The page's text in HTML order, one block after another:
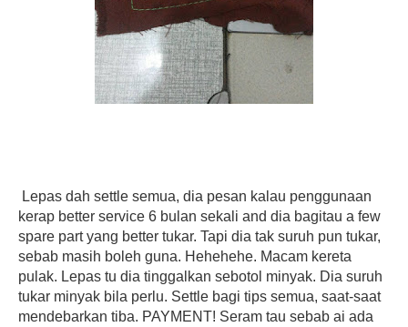
Lepas dah settle semua, dia pesan kalau penggunaan
kerap better service 6 bulan sekali and dia bagitau a few
spare part yang better tukar. Tapi dia tak suruh pun tukar,
sebab masih boleh guna. Hehehehe. Macam kereta
pulak. Lepas tu dia tinggalkan sebotol minyak. Dia suruh
tukar minyak bila perlu. Settle bagi tips semua, saat-saat
mendebarkan tiba. PAYMENT! Seram tau sebab ai ada